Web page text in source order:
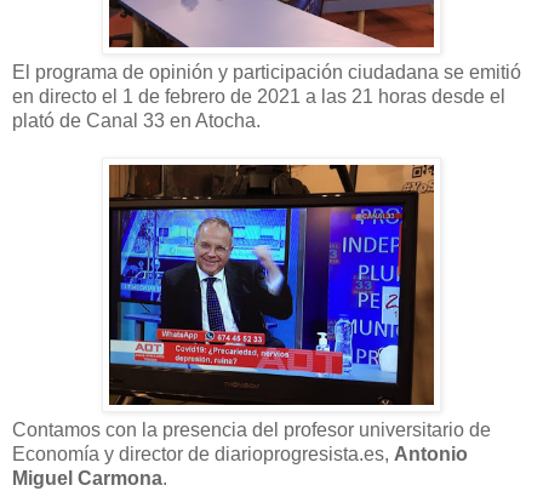
El programa de opinión y participación ciudadana se emitió
en directo el 1 de febrero de 2021 a las 21 horas desde el
plató de Canal 33 en Atocha.
Contamos con la presencia del profesor universitario de
Economía y director de diarioprogresista.es, Antonio
Miguel Carmona.